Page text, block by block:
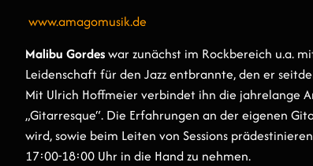
www.amagomusik.de
Malibu Gordeswar zunächst im Rockbereich u.a.
Leidenschaft für den Jazz entbrannte, den er
Mit Ulrich Hoffmeier verbindet ihn die jahrelange
„Gitarresque“. Die Erfahrungen an der eigenen
wird, sowie beim Leiten von Sessions
17:00-18:00 Uhr in die Hand zu nehmen.